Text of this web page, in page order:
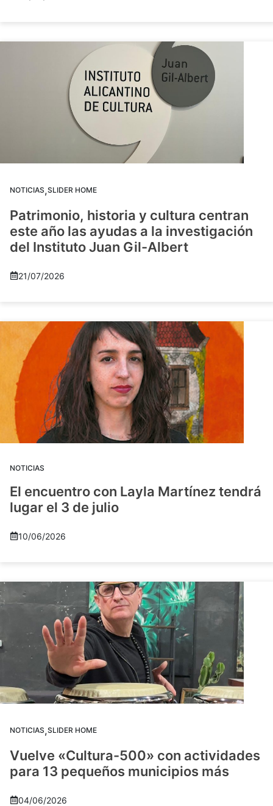
NOTICIAS,SLIDER HOME
Patrimonio, historia y cultura centran
este año las ayudas a la investigación
del Instituto Juan Gil-Albert
21/07/2026
NOTICIAS
El encuentro con Layla Martínez tendrá
lugar el 3 de julio
10/06/2026
NOTICIAS,SLIDER HOME
Vuelve «Cultura-500» con actividades
para 13 pequeños municipios más
04/06/2026